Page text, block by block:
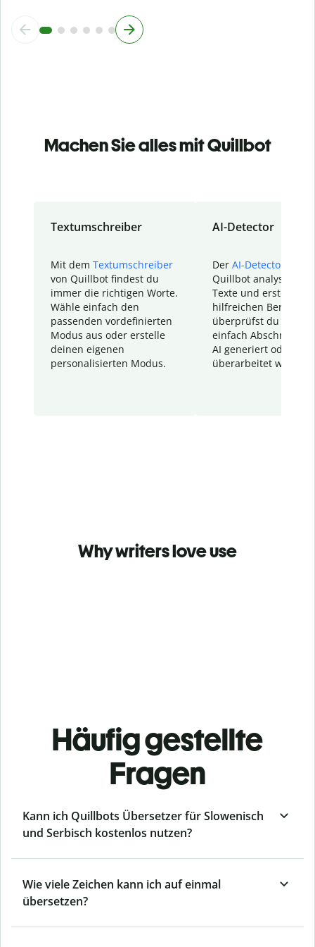
Machen Sie alles mit Quillbot
Textumschreiber
Mit dem Textumschreiber
von Quillbot findest du
immer die richtigen Worte.
Wähle einfach den
passenden vordefinierten
Modus aus oder erstelle
deinen eigenen
personalisierten Modus.
AI-Detector
Der AI-Detector
Quillbot analysiert
Texte und erstellt
hilfreichen Bericht.
überprüfst du
einfach Abschnitte,
AI generiert oder
überarbeitet wurden.
Why writers love use
Häufig gestellte
Fragen
Kann ich Quillbots Übersetzer für Slowenisch
und Serbisch kostenlos nutzen?
Wie viele Zeichen kann ich auf einmal
übersetzen?